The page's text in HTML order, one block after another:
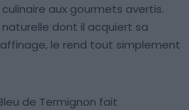
aux gourmets avertis.
naturelle dont il acquiert sa
le rend tout simplement
de Termignon fait